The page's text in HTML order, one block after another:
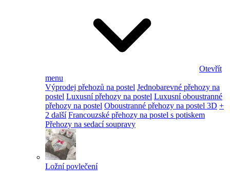
Otevřít
menu
Výprodej přehozů na postel Jednobarevné přehozy na
postel Luxusní přehozy na postel Luxusní oboustranné
přehozy na postel Oboustranné přehozy na postel 3D +
2 další Francouzské přehozy na postel s potiskem
Přehozy na sedací soupravy
Ložní povlečení